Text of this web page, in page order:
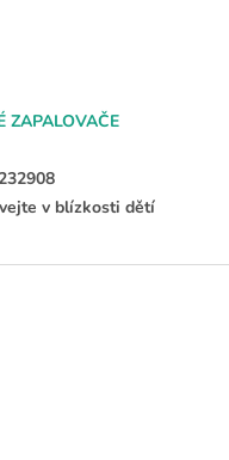
ZAPALOVAČE
v blízkosti dětí